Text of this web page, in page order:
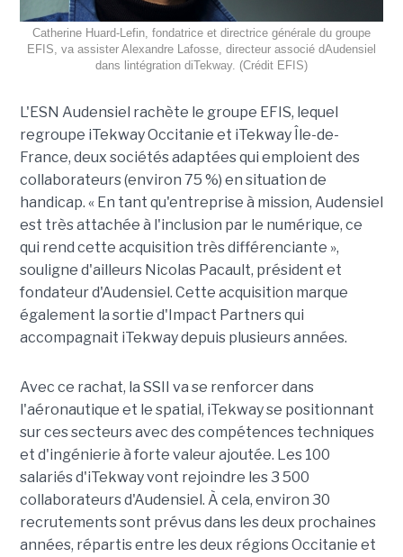
Catherine Huard-Lefin, fondatrice et directrice générale du groupe
EFIS, va assister Alexandre Lafosse, directeur associé dAudensiel
dans lintégration diTekway. (Crédit EFIS)
L'ESN Audensiel rachète le groupe EFIS, lequel
regroupe iTekway Occitanie et iTekway Île-de-
France, deux sociétés adaptées qui emploient des
collaborateurs (environ 75 %) en situation de
handicap. « En tant qu'entreprise à mission, Audensiel
est très attachée à l'inclusion par le numérique, ce
qui rend cette acquisition très différenciante »,
souligne d'ailleurs Nicolas Pacault, président et
fondateur d'Audensiel. Cette acquisition marque
également la sortie d'Impact Partners qui
accompagnait iTekway depuis plusieurs années.
Avec ce rachat, la SSII va se renforcer dans
l'aéronautique et le spatial, iTekway se positionnant
sur ces secteurs avec des compétences techniques
et d'ingénierie à forte valeur ajoutée. Les 100
salariés d'iTekway vont rejoindre les 3 500
collaborateurs d'Audensiel. À cela, environ 30
recrutements sont prévus dans les deux prochaines
années, répartis entre les deux régions Occitanie et